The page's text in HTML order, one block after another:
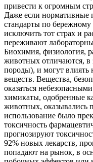
привести к огромным
Даже если
стандарты по
исключить тот страх и
переживают
Биохимия, физиология,
животных отличаются, в
породы), и могут влиять
веществ. Вещества,
оказаться
химикаты, одобренные
животных, оказывались
использование было
токсичность
прогнозируют
92% новых лекарств,
попадают на рынок, в